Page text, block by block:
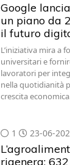
Google
un piano da
il futuro
L’iniziativa mira a
universitari e
lavoratori per
nella quotidianità
crescita
1 23-06-
rigenera: